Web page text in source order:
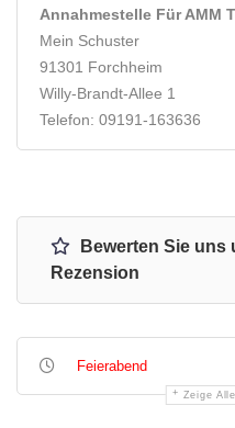
Annahmestelle Für AMM
Mein Schuster
91301 Forchheim
Willy-Brandt-Allee 1
Telefon: 09191-163636
Bewerten Sie uns
Rezension
Feierabend
Zeige